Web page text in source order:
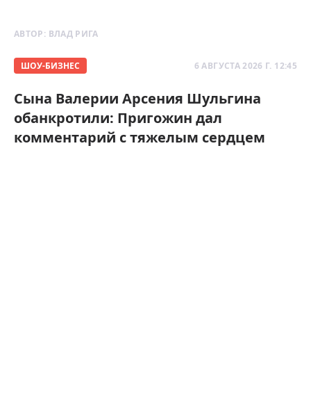
АВТОР: ВЛАД РИГА
ШОУ-БИЗНЕС 6 АВГУСТА 2026 Г. 12:45
Сына Валерии Арсения Шульгина
обанкротили: Пригожин дал
комментарий с тяжелым сердцем